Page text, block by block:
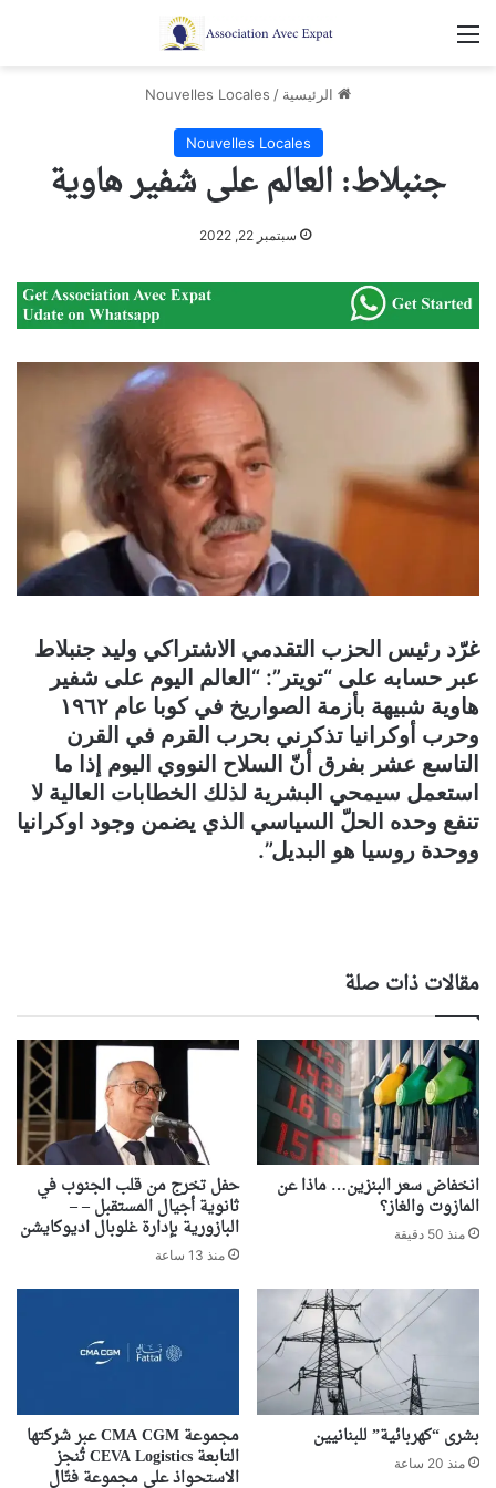
القائمة
الرئيسية /
Nouvelles Locales
Nouvelles Locales
جنبلاط: العالم على شفير هاوية
سبتمبر 22, 2022
غرّد رئيس الحزب التقدمي الاشتراكي وليد جنبلاط
عبر حسابه على “تويتر”: “العالم اليوم على شفير
هاوية شبيهة بأزمة الصواريخ في كوبا عام ١٩٦٢
وحرب أوكرانيا تذكرني بحرب القرم في القرن
التاسع عشر بفرق أنّ السلاح النووي اليوم إذا ما
استعمل سيمحي البشرية لذلك الخطابات العالية لا
تنفع وحده الحلّ السياسي الذي يضمن وجود اوكرانيا
ووحدة روسيا هو البديل”.
مقالات ذات صلة
انخفاض سعر البنزين… ماذا عن
المازوت والغاز؟
منذ 50 دقيقة
حفل تخرج من قلب الجنوب في
ثانوية أجيال المستقبل – –
البازورية بإدارة غلوبال اديوكايشن
منذ 13 ساعة
بشرى “كهربائية” للبنانيين
منذ 20 ساعة
مجموعة CMA CGM عبر شركتها
التابعة CEVA Logistics تُنجز
الاستحواذ على مجموعة فتّال